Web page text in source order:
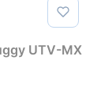
UTV-MX